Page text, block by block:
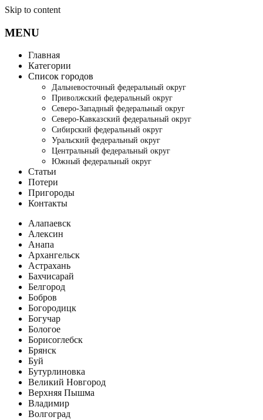
Skip to content
MENU
Главная
Категории
Список городов
Дальневосточный федеральный округ
Приволжский федеральный округ
Северо-Западный федеральный округ
Северо-Кавказский федеральный округ
Сибирский федеральный округ
Уральский федеральный округ
Центральный федеральный округ
Южный федеральный округ
Статьи
Потери
Пригороды
Контакты
Алапаевск
Алексин
Анапа
Архангельск
Астрахань
Бахчисарай
Белгород
Бобров
Богородицк
Богучар
Бологое
Борисоглебск
Брянск
Буй
Бутурлиновка
Великий Новгород
Верхняя Пышма
Владимир
Волгоград